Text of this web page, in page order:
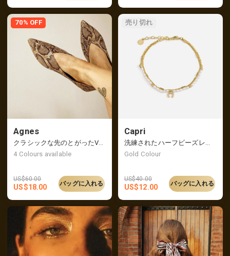
70% OFF
Agnes
4 Colours available
US$60.00
US$18.00 バッグに入れる
売り切れ
Capri
Gold Colour
US$40.00
US$12.00 バッグに入れる